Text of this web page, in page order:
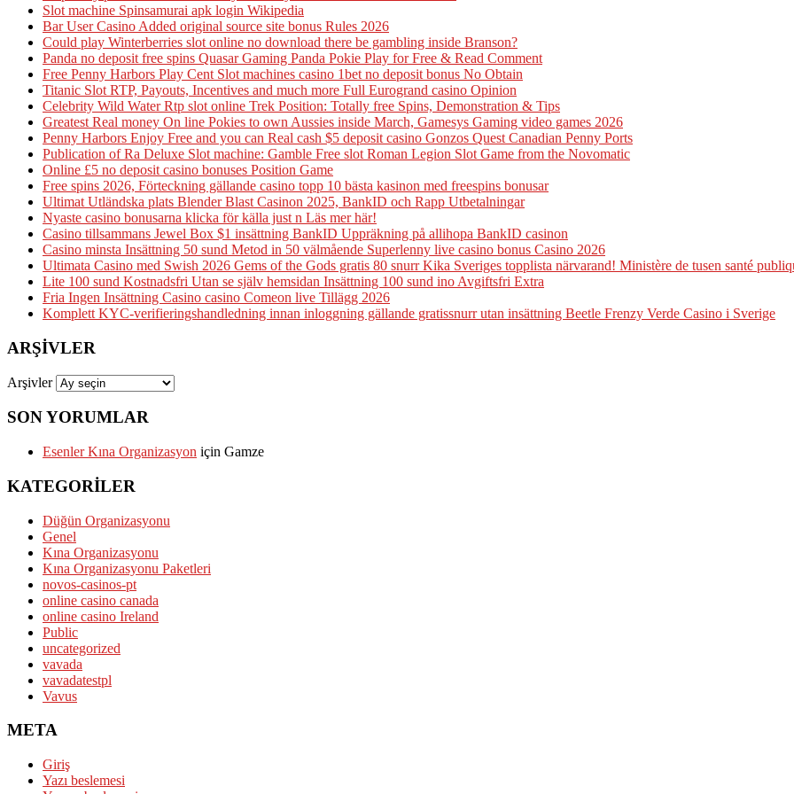
Slot machine Spinsamurai apk login Wikipedia
Bar User Casino Added original source site bonus Rules 2026
Could play Winterberries slot online no download there be gambling inside Branson?
Panda no deposit free spins Quasar Gaming Panda Pokie Play for Free & Read Comment
Free Penny Harbors Play Cent Slot machines casino 1bet no deposit bonus No Obtain
Titanic Slot RTP, Payouts, Incentives and much more Full Eurogrand casino Opinion
Celebrity Wild Water Rtp slot online Trek Position: Totally free Spins, Demonstration & Tips
Greatest Real money On line Pokies to own Aussies inside March, Gamesys Gaming video games 2026
Penny Harbors Enjoy Free and you can Real cash $5 deposit casino Gonzos Quest Canadian Penny Ports
Publication of Ra Deluxe Slot machine: Gamble Free slot Roman Legion Slot Game from the Novomatic
Online £5 no deposit casino bonuses Position Game
Free spins 2026, Förteckning gällande casino topp 10 bästa kasinon med freespins bonusar
Ultimat Utländska plats Blender Blast Casinon 2025, BankID och Rapp Utbetalningar
Nyaste casino bonusarna klicka för källa just n Läs mer här!
Casino tillsammans Jewel Box $1 insättning BankID Uppräkning på allihopa BankID casinon
Casino minsta Insättning 50 sund Metod in 50 välmående Superlenny live casino bonus Casino 2026
Ultimata Casino med Swish 2026 Gems of the Gods gratis 80 snurr Kika Sveriges topplista närvarand! Ministère de tusen santé
Lite 100 sund Kostnadsfri Utan se själv hemsidan Insättning 100 sund ino Avgiftsfri Extra
Fria Ingen Insättning Casino casino Comeon live Tillägg 2026
Komplett KYC-verifieringshandledning innan inloggning gällande gratissnurr utan insättning Beetle Frenzy Verde Casino i Sverige
ARŞIVLER
Arşivler
SON YORUMLAR
Esenler Kına Organizasyon için Gamze
KATEGORILER
Düğün Organizasyonu
Genel
Kına Organizasyonu
Kına Organizasyonu Paketleri
novos-casinos-pt
online casino canada
online casino Ireland
Public
uncategorized
vavada
vavadatestpl
Vavus
META
Giriş
Yazı beslemesi